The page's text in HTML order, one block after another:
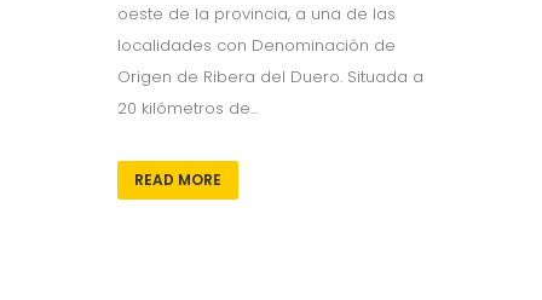
oeste de la provincia, a una de las
localidades con Denominación de
Origen de Ribera del Duero. Situada a
20 kilómetros de...
READ MORE